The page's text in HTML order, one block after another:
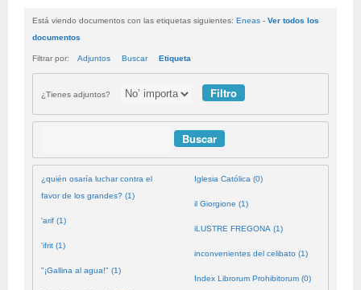
Está viendo documentos con las etiquetas siguientes: Eneas - Ver todos los
documentos
Filtrar por: Adjuntos Buscar Etiqueta
¿Tienes adjuntos?
¿quién osaría luchar contra el
favor de los grandes? (1)
'arif (1)
'ifrit (1)
"¡Gallina al agua!" (1)
Iglesia Católica (0)
il Giorgione (1)
iLUSTRE FREGONA (1)
inconvenientes del celibato (1)
Index Librorum Prohibitorum (0)